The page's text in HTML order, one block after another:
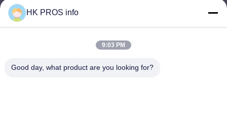
ที่อยู่
พัฒนาเศรษฐกิจยานเจาโอ จังหวัดซานเฮ
อีเมล
info@chppros.com
HK PROS info
9:03 PM
Good day, what product are you looking for?